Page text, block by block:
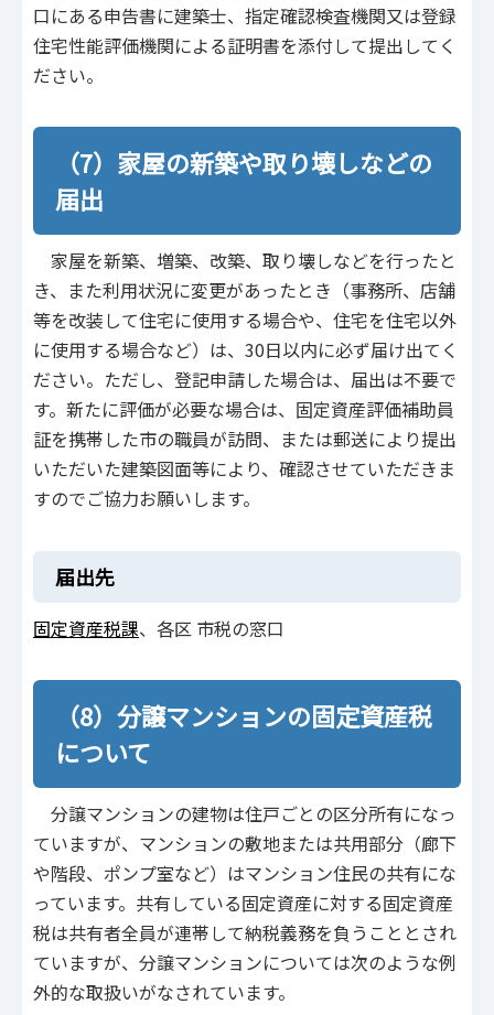
口にある申告書に建築士、指定確認検査機関又は登録
住宅性能評価機関による証明書を添付して提出してく
ださい。
（7）家屋の新築や取り壊しなどの
届出
家屋を新築、増築、改築、取り壊しなどを行ったと
き、また利用状況に変更があったとき（事務所、店舗
等を改装して住宅に使用する場合や、住宅を住宅以外
に使用する場合など）は、30日以内に必ず届け出てく
ださい。ただし、登記申請した場合は、届出は不要で
す。新たに評価が必要な場合は、固定資産評価補助員
証を携帯した市の職員が訪問、または郵送により提出
いただいた建築図面等により、確認させていただきま
すのでご協力お願いします。
届出先
固定資産税課、各区 市税の窓口
（8）分譲マンションの固定資産税
について
分譲マンションの建物は住戸ごとの区分所有になっ
ていますが、マンションの敷地または共用部分（廊下
や階段、ポンプ室など）はマンション住民の共有にな
っています。共有している固定資産に対する固定資産
税は共有者全員が連帯して納税義務を負うこととされ
ていますが、分譲マンションについては次のような例
外的な取扱いがなされています。